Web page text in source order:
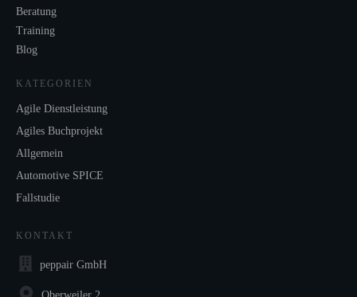
Beratung
Training
Blog
KATEGORIEN
Agile Dienstleistung
Agiles Buchprojekt
Allgemein
Automotive SPICE
Fallstudie
KONTAKT
peppair GmbH